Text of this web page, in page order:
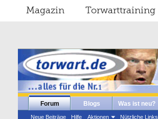
Magazin Torwarttraining
Forum
Neue Beiträge Hilfe Aktionen Nützliche Links
Blogs Was ist neu?